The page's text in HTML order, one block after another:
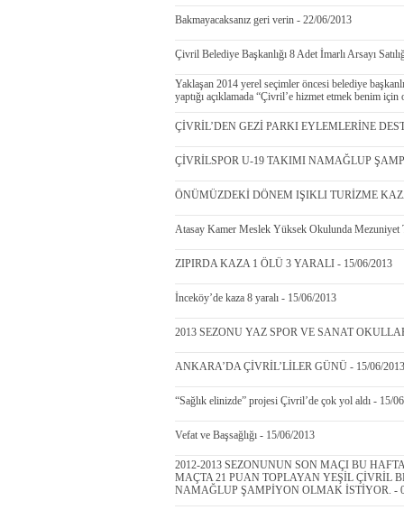
Bakmayacaksanız geri verin - 22/06/2013
Çivril Belediye Başkanlığı 8 Adet İmarlı Arsayı
Yaklaşan 2014 yerel seçimler öncesi belediye
yaptığı açıklamada “Çivril’e hizmet etmek benim
ÇİVRİL’DEN GEZİ PARKI EYLEMLERİNE
ÇİVRİLSPOR U-19 TAKIMI NAMAĞLUP
ÖNÜMÜZDEKİ DÖNEM IŞIKLI TURİZME
Atasay Kamer Meslek Yüksek Okulunda Mezuniyet
ZIPIRDA KAZA 1 ÖLÜ 3 YARALI - 15/06/2013
İnceköy’de kaza 8 yaralı - 15/06/2013
2013 SEZONU YAZ SPOR VE SANAT
ANKARA’DA ÇİVRİL’LİLER GÜNÜ - 15/06/2013
“Sağlık elinizde” projesi Çivril’de çok yol aldı - 15/
Vefat ve Başsağlığı - 15/06/2013
2012-2013 SEZONUNUN SON MAÇI BU
MAÇTA 21 PUAN TOPLAYAN YEŞİL ÇİVRİL
NAMAĞLUP ŞAMPİYON OLMAK İSTİYOR. -